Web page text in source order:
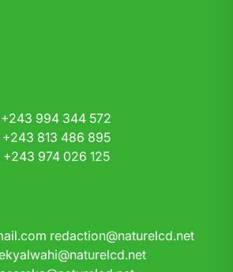
+243 994 344 572
+243 813 486 895
+243 974 026 125
redaction@naturelcd.net